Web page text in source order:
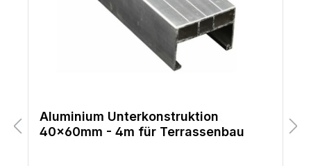
Aluminium Unterkonstruktion
40x60mm - 4m für Terrassenbau